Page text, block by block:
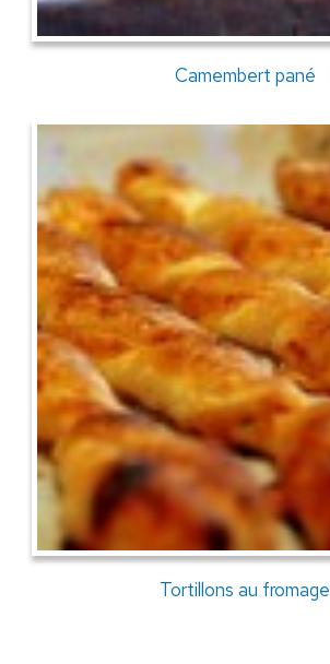
Camembert pané
Tortillons au fromage